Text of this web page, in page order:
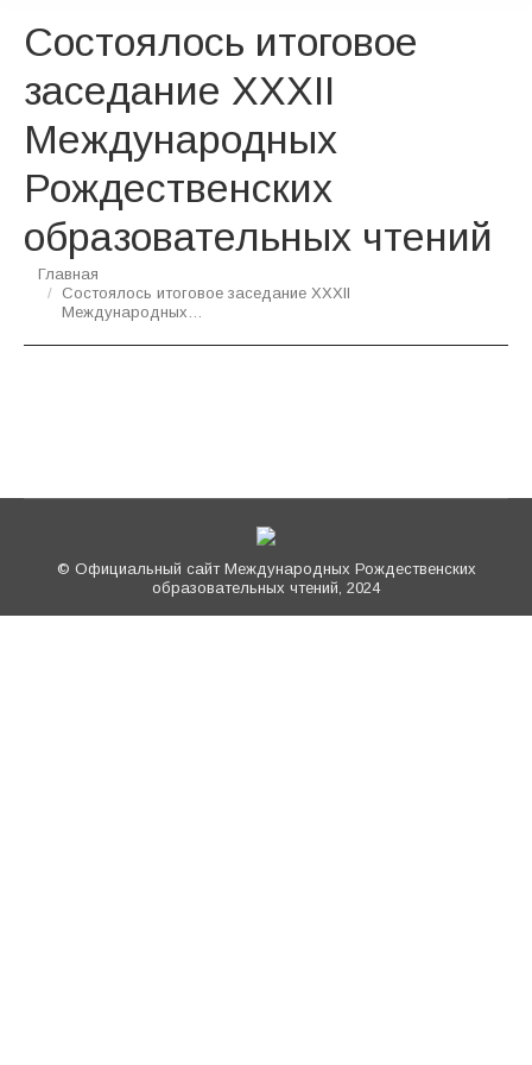
Состоялось итоговое
заседание XXХII
Международных
Рождественских
образовательных чтений
Вы здесь:
Главная
Состоялось итоговое заседание XXХII
Международных…
© Официальный сайт Международных Рождественских
образовательных чтений, 2024